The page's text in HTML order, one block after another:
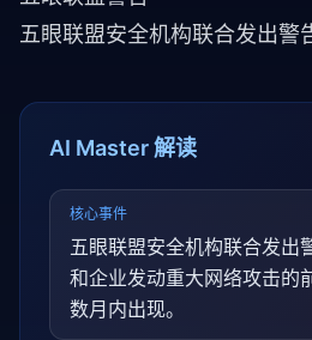
五眼联盟安全机构联合发出警
AI Master 解读
核心事件
五眼联盟安全机构联合发出
和企业发动重大网络攻击的
数月内出现。